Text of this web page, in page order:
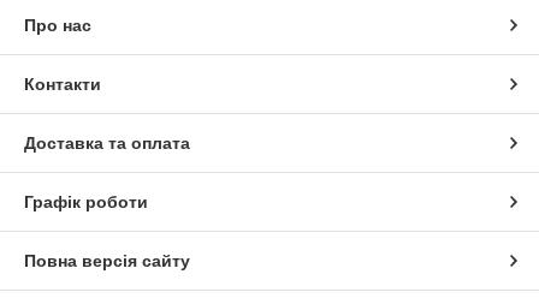
Про нас
Контакти
Доставка та оплата
Графік роботи
Повна версія сайту